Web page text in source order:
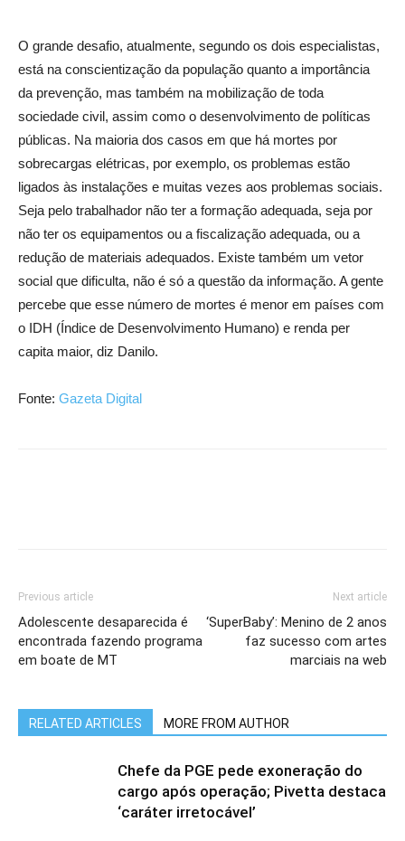
O grande desafio, atualmente, segundo os dois especialistas,
está na conscientização da população quanto a importância
da prevenção, mas também na mobilização de toda
sociedade civil, assim como o desenvolvimento de políticas
públicas. Na maioria dos casos em que há mortes por
sobrecargas elétricas, por exemplo, os problemas estão
ligados às instalações e muitas vezes aos problemas sociais.
Seja pelo trabalhador não ter a formação adequada, seja por
não ter os equipamentos ou a fiscalização adequada, ou a
redução de materiais adequados. Existe também um vetor
social que dificulta, não é só a questão da informação. A gente
percebe que esse número de mortes é menor em países com
o IDH (Índice de Desenvolvimento Humano) e renda per
capita maior, diz Danilo.
Fonte: Gazeta Digital
Previous article
Adolescente desaparecida é
encontrada fazendo programa
em boate de MT
Next article
‘SuperBaby’: Menino de 2 anos
faz sucesso com artes
marciais na web
RELATED ARTICLES MORE FROM AUTHOR
Chefe da PGE pede exoneração do
cargo após operação; Pivetta destaca
‘caráter irretocável’